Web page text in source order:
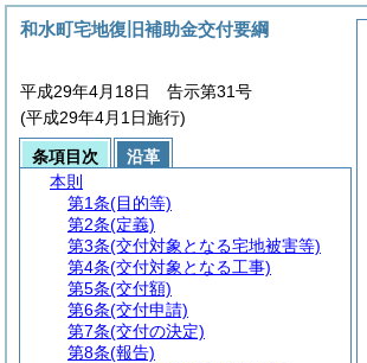
和水町宅地復旧補助金交付要綱
平成29年4月18日 告示第31号
(平成29年4月1日施行)
条項目次
沿革
本則
第1条(目的等)
第2条(定義)
第3条(交付対象となる宅地被害等)
第4条(交付対象となる工事)
第5条(交付額)
第6条(交付申請)
第7条(交付の決定)
第8条(報告)